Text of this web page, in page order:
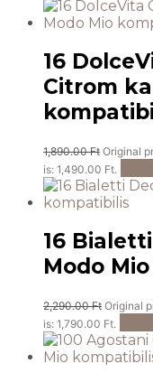
16
Citrom
1,890.00Ft Original
is: 1,490.00 Ft.
16
Modo
2,290.00Ft Original
is: 1,790.00 Ft.